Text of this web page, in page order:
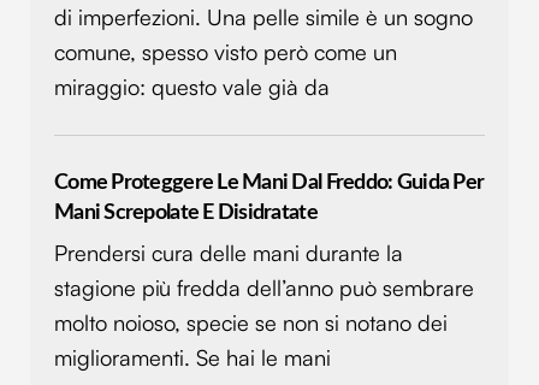
di imperfezioni. Una pelle simile è un sogno
comune, spesso visto però come un
miraggio: questo vale già da
Come Proteggere Le Mani Dal Freddo: Guida Per
Mani Screpolate E Disidratate
Prendersi cura delle mani durante la
stagione più fredda dell’anno può sembrare
molto noioso, specie se non si notano dei
miglioramenti. Se hai le mani